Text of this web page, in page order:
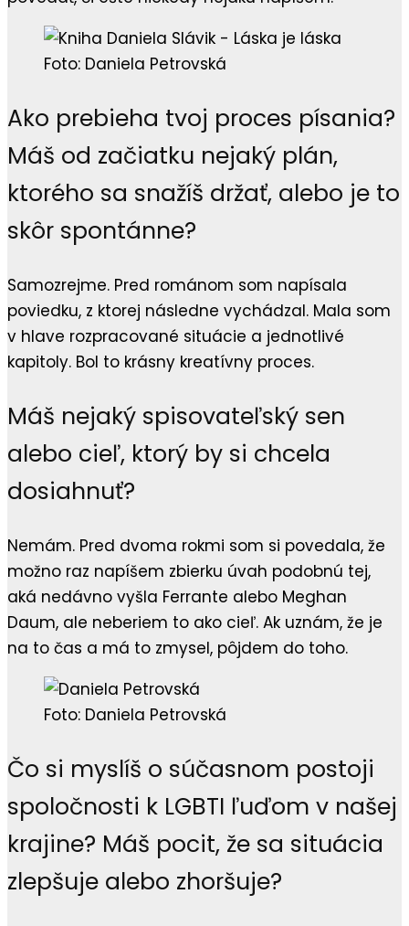
Foto: Daniela Petrovská
Ako prebieha tvoj proces písania?
Máš od začiatku nejaký plán,
ktorého sa snažíš držať, alebo je to
skôr spontánne?
Samozrejme. Pred románom som napísala
poviedku, z ktorej následne vychádzal. Mala som
v hlave rozpracované situácie a jednotlivé
kapitoly. Bol to krásny kreatívny proces.
Máš nejaký spisovateľský sen
alebo cieľ, ktorý by si chcela
dosiahnuť?
Nemám. Pred dvoma rokmi som si povedala, že
možno raz napíšem zbierku úvah podobnú tej,
aká nedávno vyšla Ferrante alebo Meghan
Daum, ale neberiem to ako cieľ. Ak uznám, že je
na to čas a má to zmysel, pôjdem do toho.
Foto: Daniela Petrovská
Čo si myslíš o súčasnom postoji
spoločnosti k LGBTI ľuďom v našej
krajine? Máš pocit, že sa situácia
zlepšuje alebo zhoršuje?